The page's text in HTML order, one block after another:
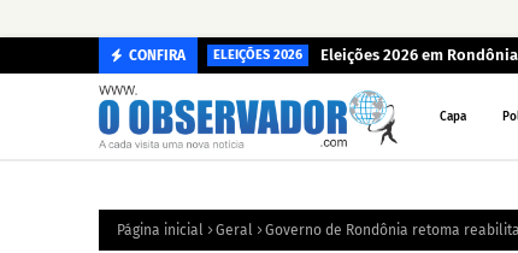
CONFIRA ELEIÇÕES 2026 Eleições 2026 em
Capa
Página inicial Geral Governo de Rondônia retoma